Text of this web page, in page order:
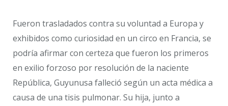
Fueron trasladados contra su voluntad a Europa y
exhibidos como curiosidad en un circo en Francia, se
podría afirmar con certeza que fueron los primeros
en exilio forzoso por resolución de la naciente
República, Guyunusa falleció según un acta médica a
causa de una tisis pulmonar. Su hija, junto a